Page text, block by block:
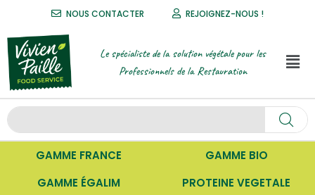
NOUS CONTACTER REJOIGNEZ-NOUS !
Le spécialiste de la solution végétale pour les
Professionnels de la Restauration
GAMME FRANCE
GAMME BIO
GAMME ÉGALIM
PROTEINE VEGETALE